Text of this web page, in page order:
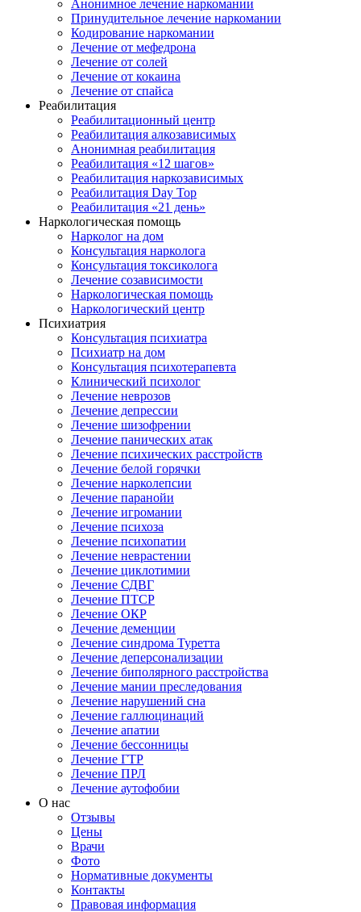
Анонимное лечение наркомании
Принудительное лечение наркомании
Кодирование наркомании
Лечение от мефедрона
Лечение от солей
Лечение от кокаина
Лечение от спайса
Реабилитация
Реабилитационный центр
Реабилитация алкозависимых
Анонимная реабилитация
Реабилитация «12 шагов»
Реабилитация наркозависимых
Реабилитация Day Top
Реабилитация «21 день»
Наркологическая помощь
Нарколог на дом
Консультация нарколога
Консультация токсиколога
Лечение созависимости
Наркологическая помощь
Наркологический центр
Психиатрия
Консультация психиатра
Психиатр на дом
Консультация психотерапевта
Клинический психолог
Лечение неврозов
Лечение депрессии
Лечение шизофрении
Лечение панических атак
Лечение психических расстройств
Лечение белой горячки
Лечение нарколепсии
Лечение паранойи
Лечение игромании
Лечение психоза
Лечение психопатии
Лечение неврастении
Лечение циклотимии
Лечение СДВГ
Лечение ПТСР
Лечение ОКР
Лечение деменции
Лечение синдрома Туретта
Лечение деперсонализации
Лечение биполярного расстройства
Лечение мании преследования
Лечение нарушений сна
Лечение галлюцинаций
Лечение апатии
Лечение бессонницы
Лечение ГТР
Лечение ПРЛ
Лечение аутофобии
О нас
Отзывы
Цены
Врачи
Фото
Нормативные документы
Контакты
Правовая информация